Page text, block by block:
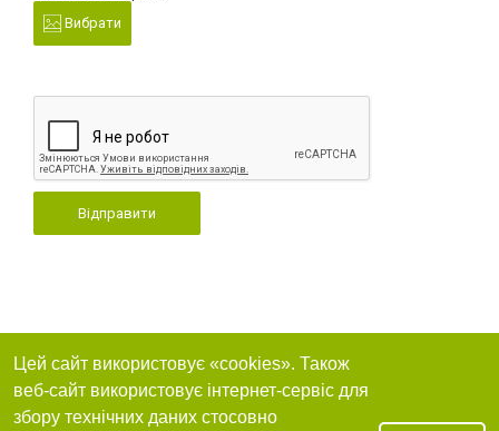
Вибрати
Відправити
Цей сайт використовує «cookies». Також
веб-сайт використовує інтернет-сервіс для
збору технічних даних стосовно